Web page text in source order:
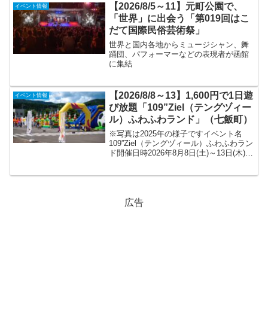
イベント情報
【2026/8/5～11】元町公園で、
「世界」に出会う「第019回はこ
だて国際民俗芸術祭」
世界と国内各地からミュージシャン、舞
踊団、パフォーマーなどの表現者が函館
に集結
イベント情報
【2026/8/8～13】1,600円で1日遊
び放題「109”Ziel（テングヅィー
ル）ふわふわランド」（七飯町）
※写真は2025年の様子ですイベント名
109”Ziel（テングヅィール）ふわふわラン
ド開催日時2026年8月8日(土)～13日(木)
広告